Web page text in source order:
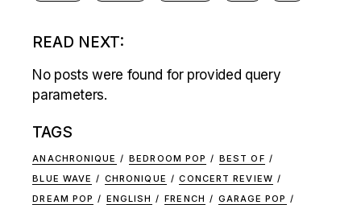
READ NEXT:
No posts were found for provided query
parameters.
TAGS
ANACHRONIQUE BEDROOM POP
BEST OF
BLUE WAVE
CHRONIQUE
CONCERT REVIEW
DREAM POP
ENGLISH FRENCH
GARAGE POP